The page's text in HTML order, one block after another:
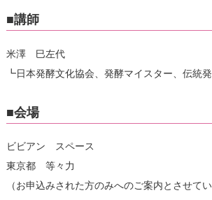
■講師
米澤 巳左代
┗日本発酵文化協会、発酵マイスター、伝統
■会場
ビビアン スペース
東京都 等々力
（お申込みされた方のみへのご案内とさせてい